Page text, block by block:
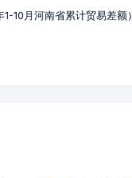
10月河南省累计贸易差额）